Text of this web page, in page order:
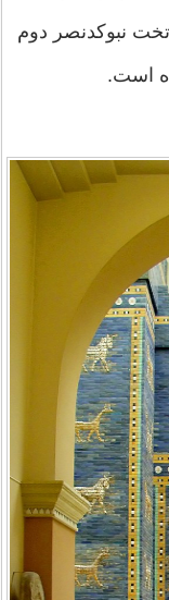
نبوکدنصر دوم
است.